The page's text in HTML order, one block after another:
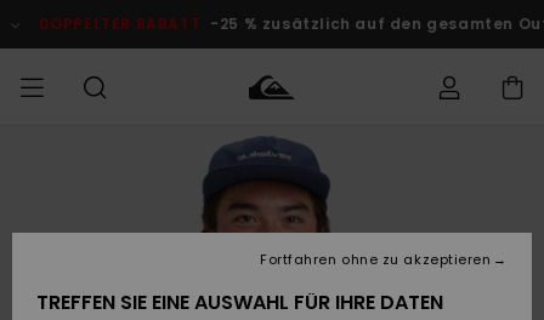
Produktinformation
RABATT -25 % zusätzlich auf den gesamten Outlet-
Accessoires
JUNGEN
Accessoires
FRAUEN
Brandneu
Männer
Kinder
Snow Shop
Männer
Kinder
Herren
KINDER
Auf meine
Bestellung
zugreifen
Versand
TREFFEN SIE EINE AUSWAHL FÜR IHRE DATEN
Fortfahren ohne zu akzeptieren